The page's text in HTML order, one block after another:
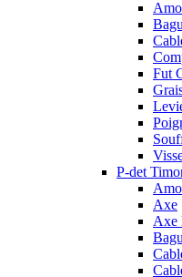
Fut
P-det
Axe
Axe